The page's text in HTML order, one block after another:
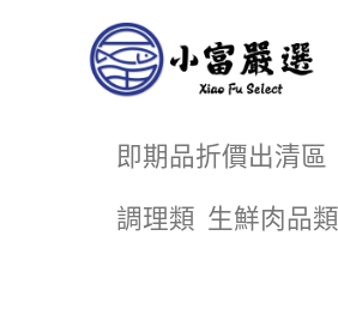
即期品折價出清區
調理類 生鮮肉品類